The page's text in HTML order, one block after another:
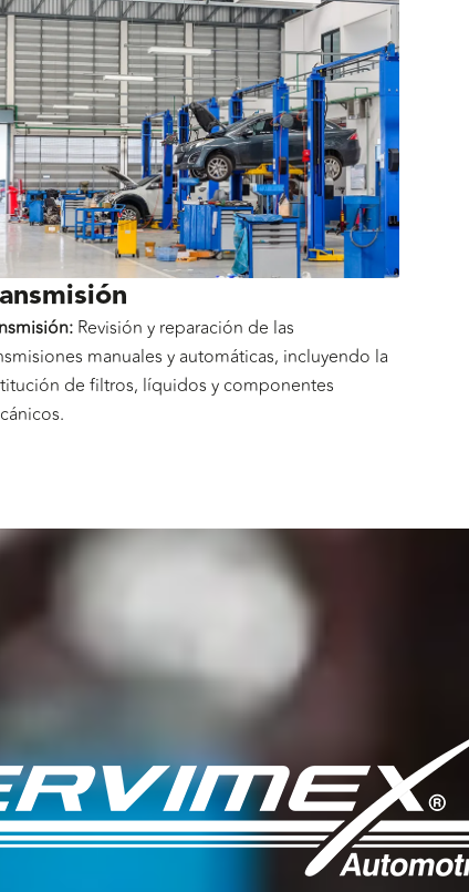
Revisión y reparación de las
manuales y automáticas, incluyendo la
de filtros, líquidos y componentes